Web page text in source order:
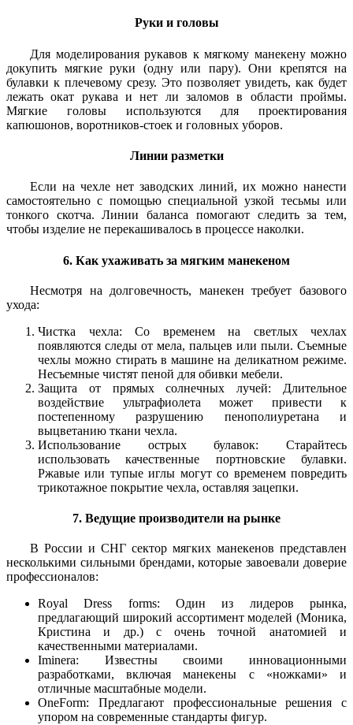
Руки и головы
Для моделирования рукавов к мягкому манекену можно
докупить мягкие руки (одну или пару). Они крепятся на
булавки к плечевому срезу. Это позволяет увидеть, как будет
лежать окат рукава и нет ли заломов в области проймы.
Мягкие головы используются для проектирования
капюшонов, воротников-стоек и головных уборов.
Линии разметки
Если на чехле нет заводских линий, их можно нанести
самостоятельно с помощью специальной узкой тесьмы или
тонкого скотча. Линии баланса помогают следить за тем,
чтобы изделие не перекашивалось в процессе наколки.
6. Как ухаживать за мягким манекеном
Несмотря на долговечность, манекен требует базового
ухода:
Чистка чехла: Со временем на светлых чехлах
появляются следы от мела, пальцев или пыли. Съемные
чехлы можно стирать в машине на деликатном режиме.
Несъемные чистят пеной для обивки мебели.
Защита от прямых солнечных лучей: Длительное
воздействие ультрафиолета может привести к
постепенному разрушению пенополиуретана и
выцветанию ткани чехла.
Использование острых булавок: Старайтесь
использовать качественные портновские булавки.
Ржавые или тупые иглы могут со временем повредить
трикотажное покрытие чехла, оставляя зацепки.
7. Ведущие производители на рынке
В России и СНГ сектор мягких манекенов представлен
несколькими сильными брендами, которые завоевали доверие
профессионалов:
Royal Dress forms: Один из лидеров рынка,
предлагающий широкий ассортимент моделей (Моника,
Кристина и др.) с очень точной анатомией и
качественными материалами.
Iminera: Известны своими инновационными
разработками, включая манекены с «ножками» и
отличные масштабные модели.
OneForm: Предлагают профессиональные решения с
упором на современные стандарты фигур.